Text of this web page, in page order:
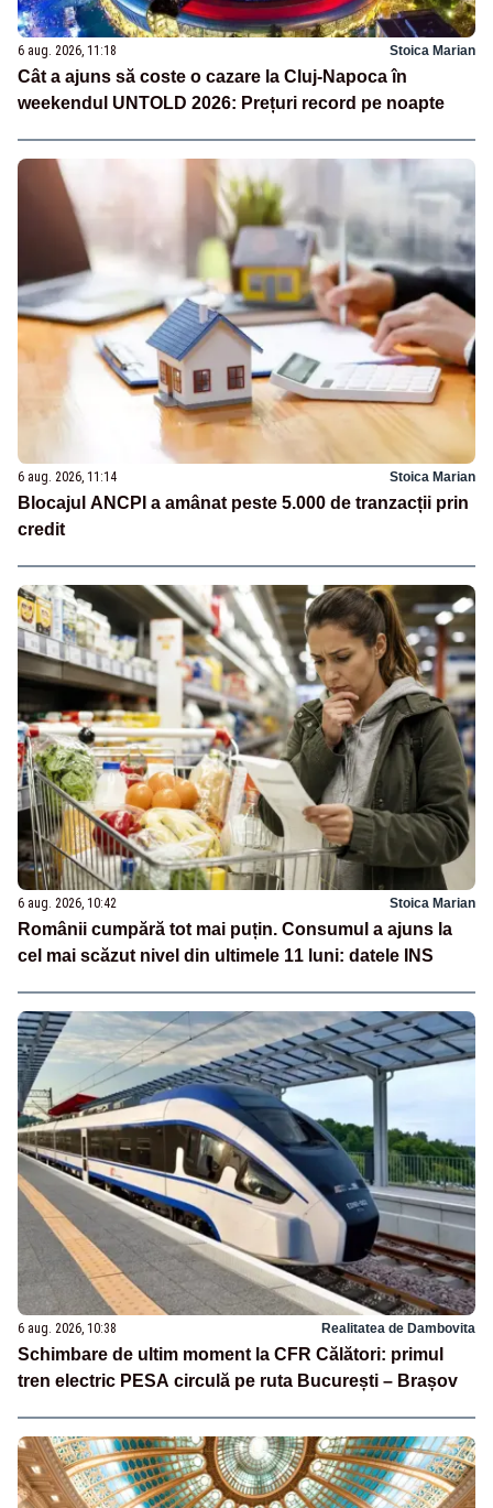
6 aug. 2026, 11:18 Stoica Marian
Cât a ajuns să coste o cazare la Cluj-Napoca în
weekendul UNTOLD 2026: Prețuri record pe noapte
6 aug. 2026, 11:14 Stoica Marian
Blocajul ANCPI a amânat peste 5.000 de tranzacții prin
credit
6 aug. 2026, 10:42 Stoica Marian
Românii cumpără tot mai puțin. Consumul a ajuns la
cel mai scăzut nivel din ultimele 11 luni: datele INS
6 aug. 2026, 10:38 Realitatea de Dambovita
Schimbare de ultim moment la CFR Călători: primul
tren electric PESA circulă pe ruta București – Brașov